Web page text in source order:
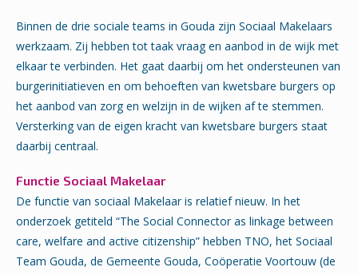
Binnen de drie sociale teams in Gouda zijn Sociaal Makelaars
werkzaam. Zij hebben tot taak vraag en aanbod in de wijk met
elkaar te verbinden. Het gaat daarbij om het ondersteunen van
burgerinitiatieven en om behoeften van kwetsbare burgers op
het aanbod van zorg en welzijn in de wijken af te stemmen.
Versterking van de eigen kracht van kwetsbare burgers staat
daarbij centraal.
Functie Sociaal Makelaar
De functie van sociaal Makelaar is relatief nieuw. In het
onderzoek getiteld “The Social Connector as linkage between
care, welfare and active citizenship” hebben TNO, het Sociaal
Team Gouda, de Gemeente Gouda, Coöperatie Voortouw (de